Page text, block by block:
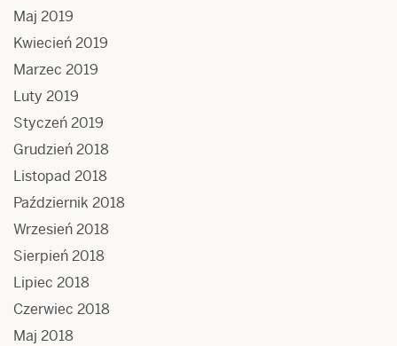
Maj 2019
Kwiecień 2019
Marzec 2019
Luty 2019
Styczeń 2019
Grudzień 2018
Listopad 2018
Październik 2018
Wrzesień 2018
Sierpień 2018
Lipiec 2018
Czerwiec 2018
Maj 2018